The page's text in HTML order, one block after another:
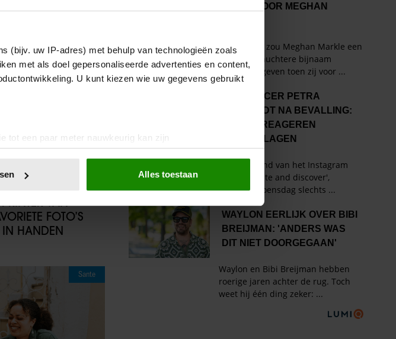
(bijv. uw IP-adres) met behulp van technologieën zoals
met als doel gepersonaliseerde advertenties en content,
U kunt kiezen wie uw gegevens gebruikt
tot een paar meter nauwkeurig kan zijn
eigenschappen (fingerprinting)
om functies voor social media te bieden en om ons
gebruik van onze site met onze partners voor social
combineren met andere informatie die u aan ze heeft
hun services. U gaat akkoord met onze cookies als u
Alles toestaan
VAN
FOTO’S
IN HANDEN
Sante